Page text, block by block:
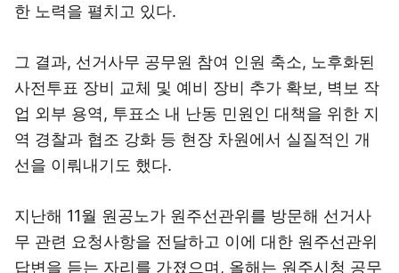
한 노력을 펼치고 있다.
그 결과, 선거사무 공무원 참여 인원 축소, 노후화된
사전투표 장비 교체 및 예비 장비 추가 확보, 벽보 작
업 외부 용역, 투표소 내 난동 민원인 대책을 위한 지
역 경찰과 협조 강화 등 현장 차원에서 실질적인 개
선을 이뤄내기도 했다.
지난해 11월 원공노가 원주선관위를 방문해 선거사
무 관련 요청사항을 전달하고 이에 대한 원주선관위
답변을 듣는 자리를 가졌으며, 올해는 원주시청 공무